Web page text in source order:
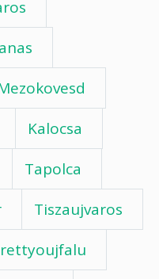
Kalocsa
Tapolca
Tiszaujvaros